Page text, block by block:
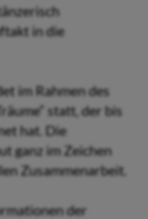
in die
im Rahmen des
statt, der bis
hat. Die
ganz im Zeichen
Zusammenarbeit.
der